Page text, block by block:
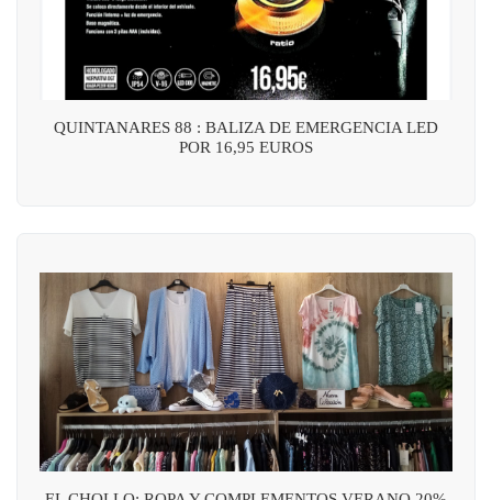
QUINTANARES 88 : BALIZA DE EMERGENCIA LED
POR 16,95 EUROS